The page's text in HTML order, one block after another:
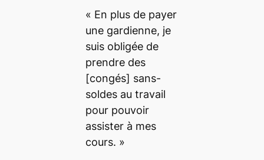
« En plus de payer
une gardienne, je
suis obligée de
prendre des
[congés] sans-
soldes au travail
pour pouvoir
assister à mes
cours. »